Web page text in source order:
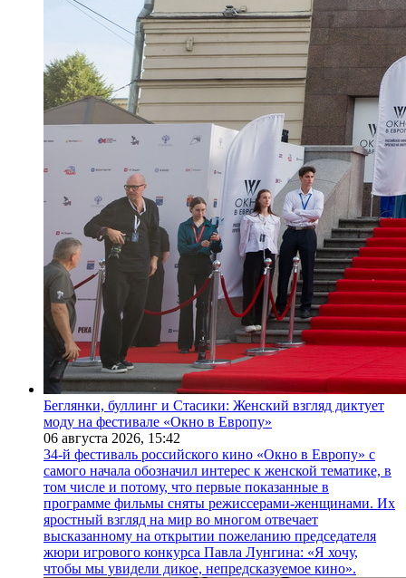
Беглянки, буллинг и Стасики: Женский взгляд диктует
моду на фестивале «Окно в Европу»
06 августа 2026, 15:42
34-й фестиваль российского кино «Окно в Европу» с
самого начала обозначил интерес к женской тематике, в
том числе и потому, что первые показанные в
программе фильмы сняты режиссерами-женщинами. Их
яростный взгляд на мир во многом отвечает
высказанному на открытии пожеланию председателя
жюри игрового конкурса Павла Лунгина: «Я хочу,
чтобы мы увидели дикое, непредсказуемое кино».